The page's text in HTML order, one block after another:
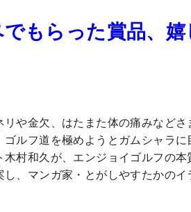
もらった賞品、
や金欠、はたまた体の痛みなど
ルフ道を極めようとガムシャラ
村和久が、エンジョイゴルフの
、マンガ家・とがしやすたかの